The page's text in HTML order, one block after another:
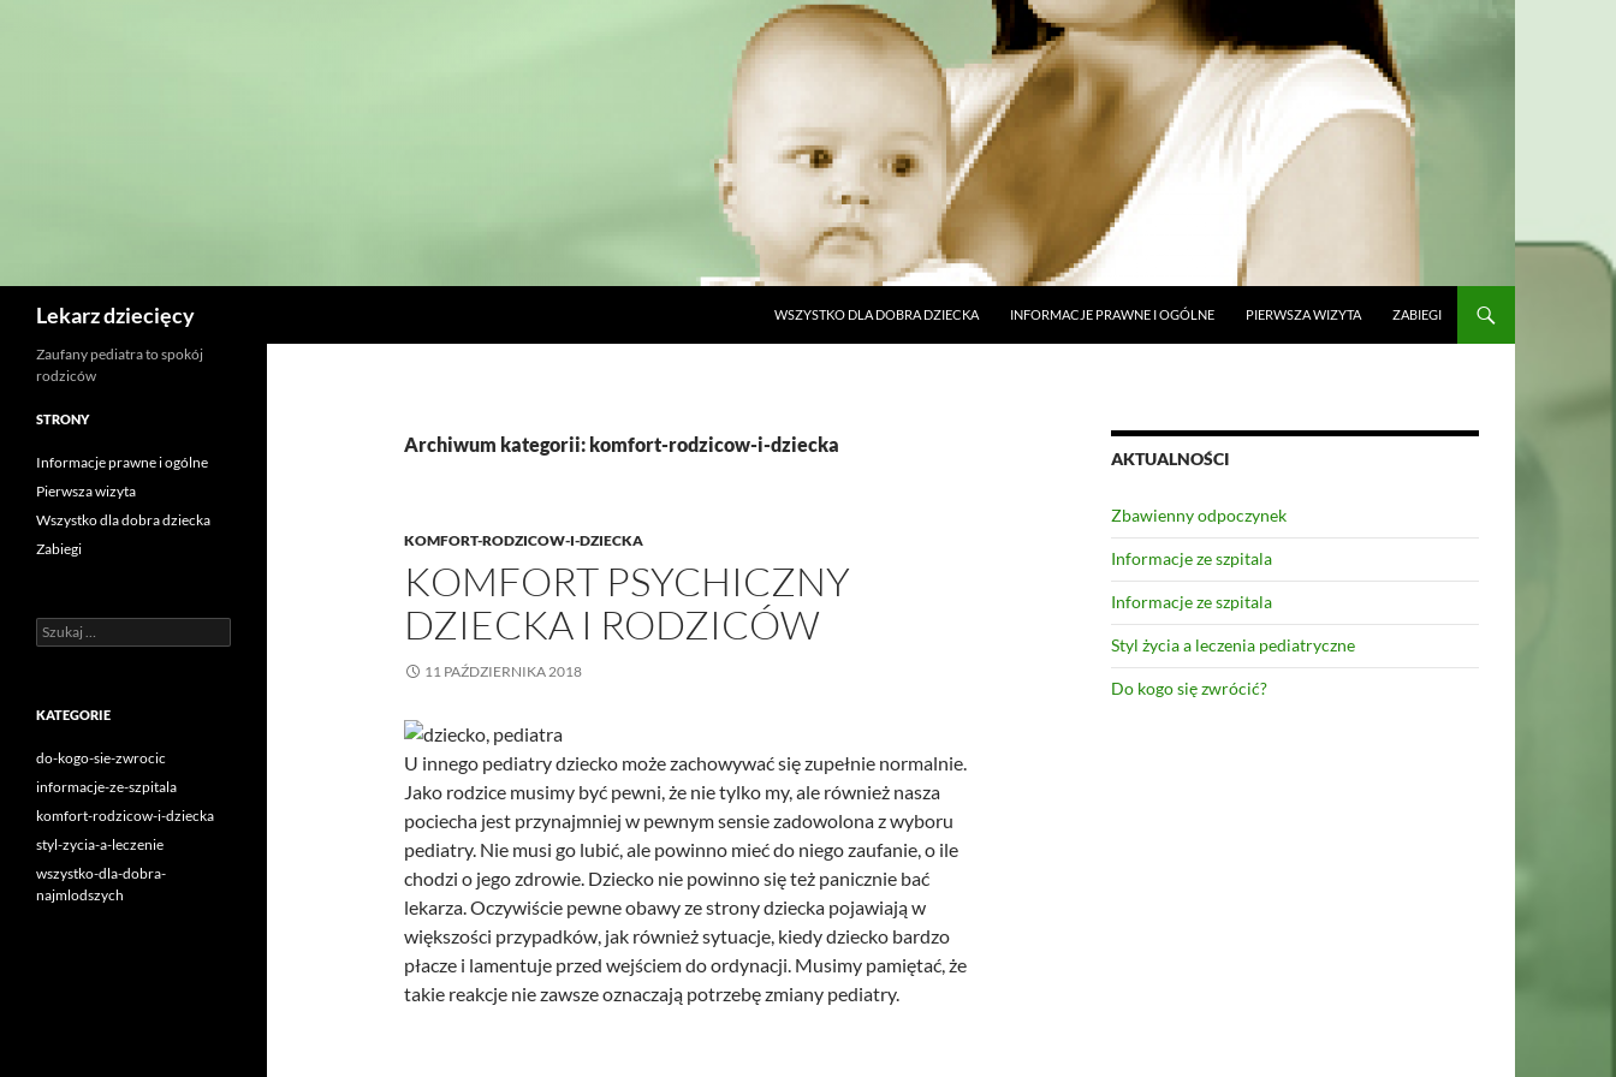
Lekarz dziecięcy
WSZYSTKO DLA DOBRA DZIECKA
INFORMACJE PRAWNE I OGÓLNE PIERWSZA WIZYTA ZABIEGI
Archiwum kategorii: komfort-rodzicow-i-dziecka
KOMFORT-RODZICOW-I-DZIECKA
KOMFORT PSYCHICZNY
DZIECKA I RODZICÓW
11 PAŹDZIERNIKA 2018
U innego pediatry dziecko może zachowywać się zupełnie normalnie.
Jako rodzice musimy być pewni, że nie tylko my, ale również nasza
pociecha jest przynajmniej w pewnym sensie zadowolona z wyboru
pediatry. Nie musi go lubić, ale powinno mieć do niego zaufanie, o ile
chodzi o jego zdrowie. Dziecko nie powinno się też panicznie bać
lekarza. Oczywiście pewne obawy ze strony dziecka pojawiają w
większości przypadków, jak również sytuacje, kiedy dziecko bardzo
płacze i lamentuje przed wejściem do ordynacji. Musimy pamiętać, że
takie reakcje nie zawsze oznaczają potrzebę zmiany pediatry.
AKTUALNOŚCI
Zbawienny odpoczynek
Informacje ze szpitala
Informacje ze szpitala
Styl życia a leczenia pediatryczne
Do kogo się zwrócić?
Zaufany pediatra to spokój
rodziców
STRONY
Informacje prawne i ogólne
Pierwsza wizyta
Wszystko dla dobra dziecka
Zabiegi
Szukaj:
KATEGORIE
do-kogo-sie-zwrocic
informacje-ze-szpitala
komfort-rodzicow-i-dziecka
styl-zycia-a-leczenie
wszystko-dla-dobra-
najmlodszych